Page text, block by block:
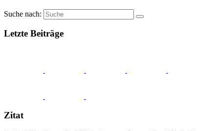
Suche nach:
Letzte Beiträge
Zitat